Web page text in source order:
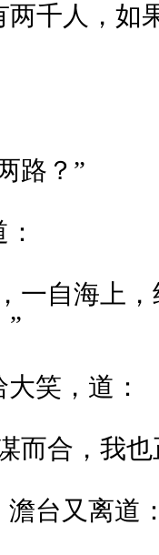
两千人，如
路？”
一自海上
”
笑，道：
而合，我也
台又离道